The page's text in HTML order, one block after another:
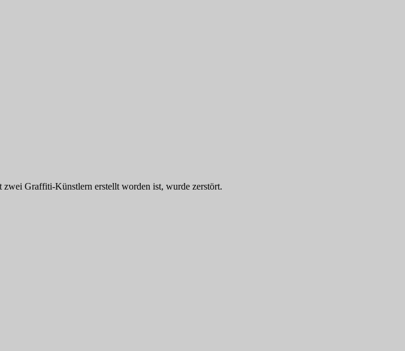
Graffiti-Künstlern erstellt worden ist, wurde zerstört.